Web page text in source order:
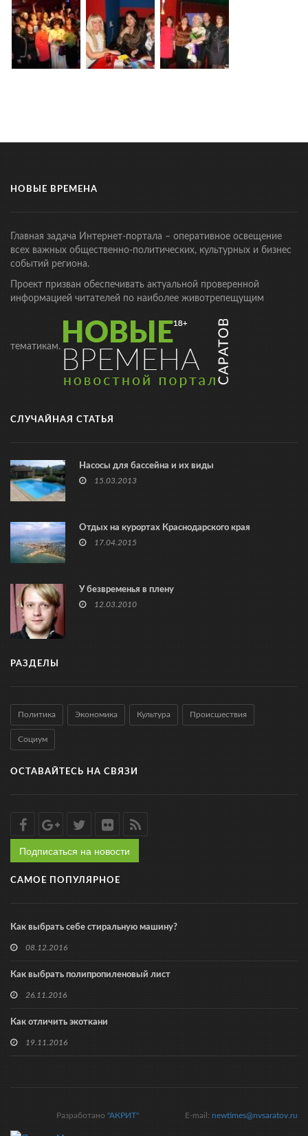
НОВЫЕ ВРЕМЕНА
Главная задача Интернет-портала – оперативное освещение
всех важных общественно-политических, культурных и бизнес
событий региона.
Проект призван обеспечивать актуальной проверенной
информацией читателей по наиболее животрепещущим
тематикам.
СЛУЧАЙНАЯ СТАТЬЯ
Насосы для бассейна и их виды
15.03.2013
Отдых на курортах Краснодарского края
17.04.2015
У безвременья в плену
12.03.2010
РАЗДЕЛЫ
Политика Экономика Культура Происшествия
Социум
ОСТАВАЙТЕСЬ НА СВЯЗИ
Подписаться на новости
САМОЕ ПОПУЛЯРНОЕ
Как выбрать себе стиральную машину?
08.12.2016
Как выбрать полипропиленовый лист
26.11.2016
Как отличить экоткани
19.11.2016
E-mail: newtimes@nvsaratov.ru
Разработано "АКРИТ"